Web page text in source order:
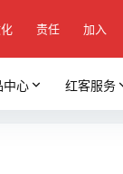
责任 加入
中心 红客服务